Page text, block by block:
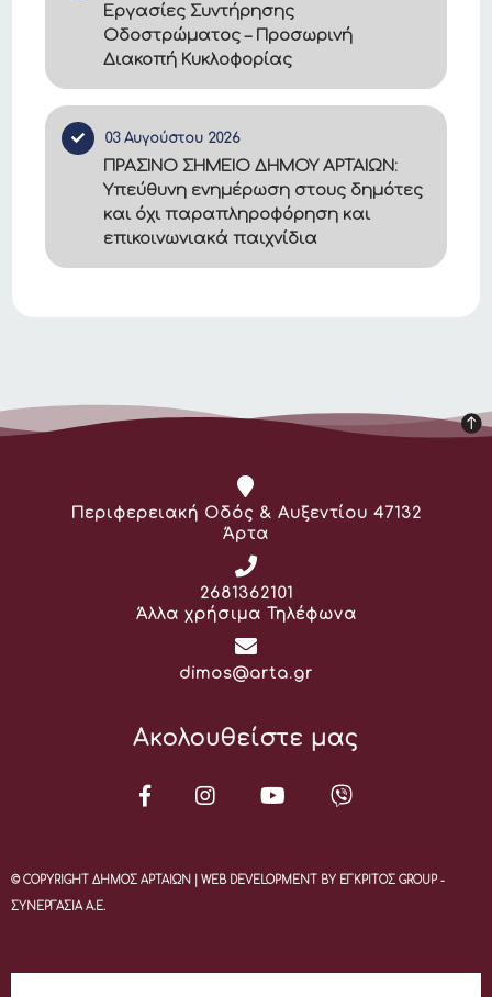
Εργασίες Συντήρησης
Οδοστρώματος – Προσωρινή
Διακοπή Κυκλοφορίας
03 Αυγούστου 2026
ΠΡΑΣΙΝΟ ΣΗΜΕΙΟ ΔΗΜΟΥ ΑΡΤΑΙΩΝ:
Υπεύθυνη ενημέρωση στους δημότες
και όχι παραπληροφόρηση και
επικοινωνιακά παιχνίδια
Διεύθυνση:
Περιφερειακή Οδός & Αυξεντίου 47132
Άρτα
Τηλέφωνο:
2681362101
Άλλα χρήσιμα Τηλέφωνα
Email:
dimos@arta.gr
Ακολουθείστε μας
© COPYRIGHT ΔΗΜΟΣ ΑΡΤΑΙΩΝ | WEB DEVELOPMENT BY ΕΓΚΡΙΤΟΣ GROUP -
ΣΥΝΕΡΓΑΣΙΑ Α.Ε.